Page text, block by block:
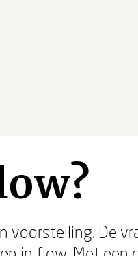
voorstelling. De